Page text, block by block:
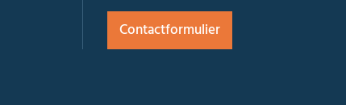
Contactformulier